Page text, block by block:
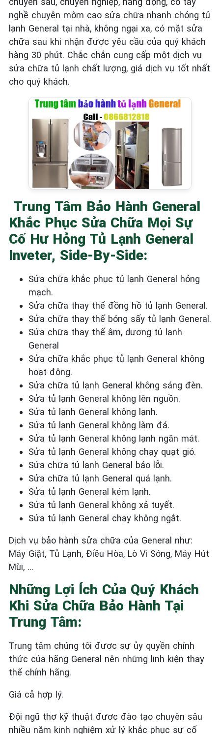
nghề chuyên môm cao sửa chữa nhanh chóng tủ
lạnh General tại nhà, không ngại xa, có mặt sửa
chữa sau khi nhận được yêu cầu của quý khách
hàng 30 phút. Chắc chắn cung cấp một dịch vụ
sửa chữa tủ lạnh chất lượng, giá dịch vụ tốt nhất
cho quý khách.
Trung Tâm Bảo Hành General
Khắc Phục Sửa Chữa Mọi Sự
Cố Hư Hỏng Tủ Lạnh General
Inveter, Side-By-Side:
Sửa chữa khắc phục tủ lạnh General hỏng
mạch.
Sửa chữa thay thế đồng hồ tủ lạnh General.
Sửa chữa thay thế bóng sấy tủ lạnh General.
Sửa chữa thay thế âm, dương tủ lạnh
General
Sửa chữa khắc phục tủ lạnh General không
hoạt động.
Sửa chữa tủ lạnh General không sáng đèn.
Sửa tủ lạnh General không lên nguồn.
Sửa tủ lạnh General không lạnh.
Sửa tủ lạnh General không làm đá.
Sửa tủ lạnh General không lạnh ngăn mát.
Sửa tủ lạnh General không chạy quạt gió.
Sửa chữa tủ lạnh General báo lỗi.
Sửa chữa tủ lạnh General quá lạnh.
Sửa tủ lạnh General kém lạnh.
Sửa tủ lạnh General không xả tuyết.
Sửa tủ lạnh General chạy không ngắt.
Dịch vụ bảo hành sửa chữa của General như:
Máy Giặt, Tủ Lạnh, Điều Hòa, Lò Vi Sóng, Máy Hút
Mùi, …
Những Lợi Ích Của Quý Khách
Khi Sửa Chữa Bảo Hành Tại
Trung Tâm:
Trung tâm chúng tôi được sự ủy quyền chính
thức của hãng General nên những linh kiện thay
thế chính hãng.
Giá cả hợp lý.
Đội ngũ thợ kỹ thuật được đào tạo chuyên sâu
nhiều năm kinh nghiệm xử lý khắc phục sự cố